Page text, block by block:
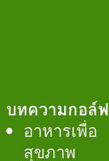
บทความกอล์ฟ
อาหารเพื่อ
สุขภาพ